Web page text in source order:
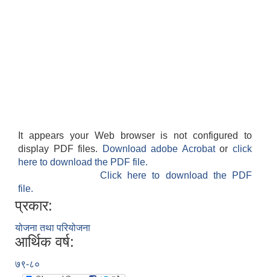
It appears your Web browser is not configured to
display PDF files.
Download adobe Acrobatorclick
here to download the PDF file.
Click here to download the PDF
file.
प्रकार:
योजना तथा परियोजना
आर्थिक वर्ष:
७९-८०